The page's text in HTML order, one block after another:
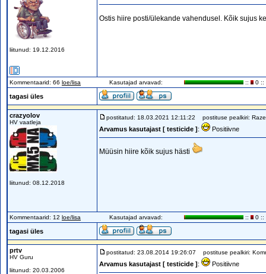
liitunud: 19.12.2016
Ostis hiire posti/ülekande vahendusel. Kõik sujus
Kommentaarid: 66 loe/lisa Kasutajad arvavad: :: 0 ::
tagasi üles
crazyolov
HV vaatleja
liitunud: 08.12.2018
postitatud: 18.03.2021 12:11:22 postituse pealkiri:
Arvamus kasutajast [ testicide ]: Positiivne
Müüsin hiire kõik sujus hästi
Kommentaarid: 12 loe/lisa Kasutajad arvavad: :: 0 ::
tagasi üles
prtv
HV Guru
liitunud: 20.03.2006
postitatud: 23.08.2014 19:26:07 postituse pealkiri:
Arvamus kasutajast [ testicide ]: Positiivne